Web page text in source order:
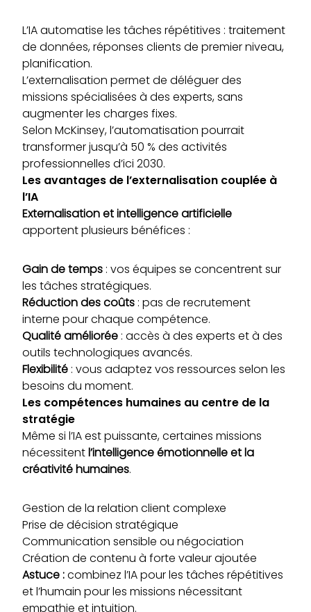
L’IA automatise les tâches répétitives : traitement
de données, réponses clients de premier niveau,
planification.
L’externalisation permet de déléguer des
missions spécialisées à des experts, sans
augmenter les charges fixes.
Selon McKinsey, l’automatisation pourrait
transformer jusqu’à 50 % des activités
professionnelles d’ici 2030.
Les avantages de l’externalisation couplée à
l’IA
Externalisation et intelligence artificielle
apportent plusieurs bénéfices :
Gain de temps : vos équipes se concentrent sur
les tâches stratégiques.
Réduction des coûts : pas de recrutement
interne pour chaque compétence.
Qualité améliorée : accès à des experts et à des
outils technologiques avancés.
Flexibilité : vous adaptez vos ressources selon les
besoins du moment.
Les compétences humaines au centre de la
stratégie
Même si l’IA est puissante, certaines missions
nécessitentl’intelligence émotionnelle et la
créativité humaines.
Gestion de la relation client complexe
Prise de décision stratégique
Communication sensible ou négociation
Création de contenu à forte valeur ajoutée
Astuce :combinez l’IA pour les tâches répétitives
et l’humain pour les missions nécessitant
empathie et intuition.